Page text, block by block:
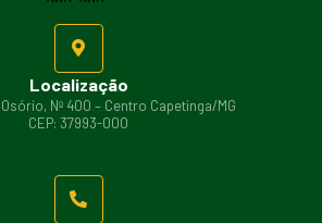
Localização
Nº 400 – Centro Capetinga/MG
CEP: 37993-000